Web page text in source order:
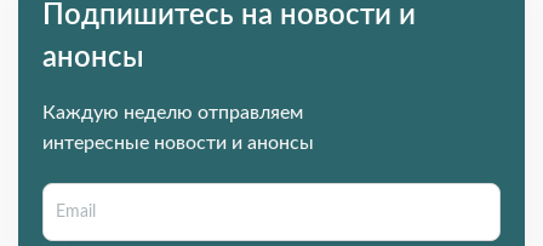
Подпишитесь на новости и
анонсы
Каждую неделю отправляем
интересные новости и анонсы